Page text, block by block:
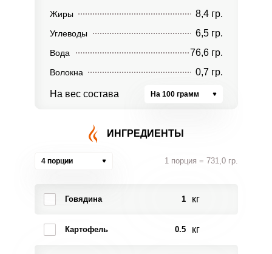
Жиры 8,4 гр.
Углеводы 6,5 гр.
Вода 76,6 гр.
Волокна 0,7 гр.
На вес состава На 100 грамм
ИНГРЕДИЕНТЫ
4 порции 1 порция = 731,0 гр.
Говядина 1 кг
Картофель 0.5 кг